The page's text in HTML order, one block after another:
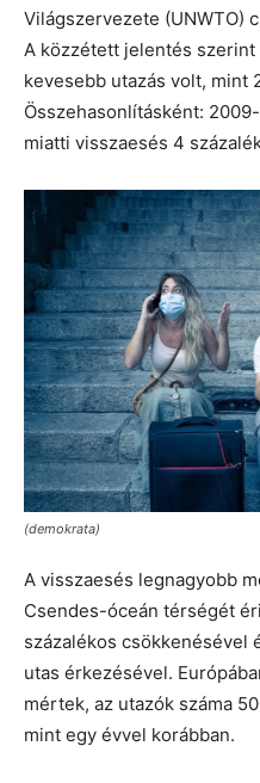
Világszervezete (UNWTO)
A közzétett jelentés
kevesebb utazás volt, mint
Összehasonlításként:
miatti visszaesés 4
(demokrata)
A visszaesés legnagyobb
Csendes-óceán térségét
százalékos csökkenésével
utas érkezésével.
mértek, az utazók száma
mint egy évvel korábban.